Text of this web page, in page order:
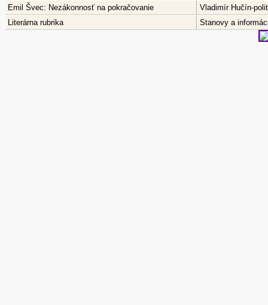
Emil Švec: Nezákonnosť na pokračovanie
Vladimír Hučín-
Literárna rubrika
Stanovy a